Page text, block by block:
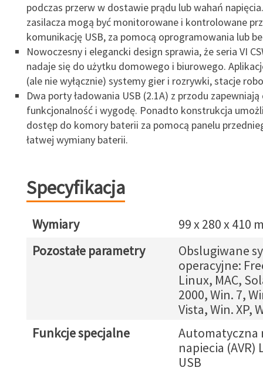
podczas przerw w dostawie prądu lub wahań
zasilacza mogą być monitorowane i kontrolowane
komunikację USB, za pomocą oprogramowania lub
Nowoczesny i elegancki design sprawia, że seria VI
nadaje się do użytku domowego i biurowego.
(ale nie wyłącznie) systemy gier i rozrywki, stacje
Dwa porty ładowania USB (2.1A) z przodu
funkcjonalność i wygodę. Ponadto konstrukcja
dostęp do komory baterii za pomocą panelu
łatwej wymiany baterii.
Specyfikacja
Wymiary
99 x 280 x 410
Pozostałe parametry
Obslugiwane
operacyjne:
Linux, MAC,
2000, Win. 7,
Vista, Win. XP,
Funkcje specjalne
Automatyczna
napiecia (AVR)
USB